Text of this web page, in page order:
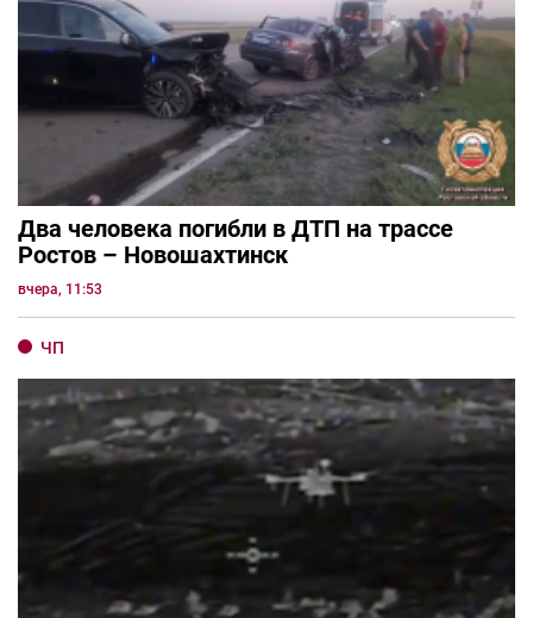
Два человека погибли в ДТП на трассе
Ростов – Новошахтинск
вчера, 11:53
ЧП